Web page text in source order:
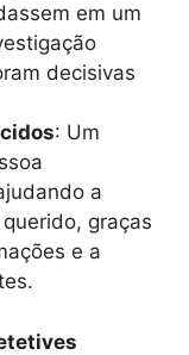
em um
decisivas
: Um
a
graças
e a